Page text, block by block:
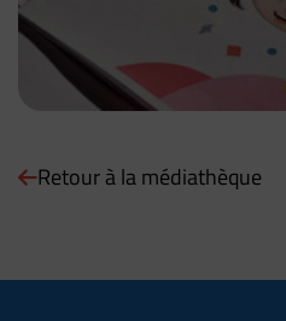
Retour à la médiathèque